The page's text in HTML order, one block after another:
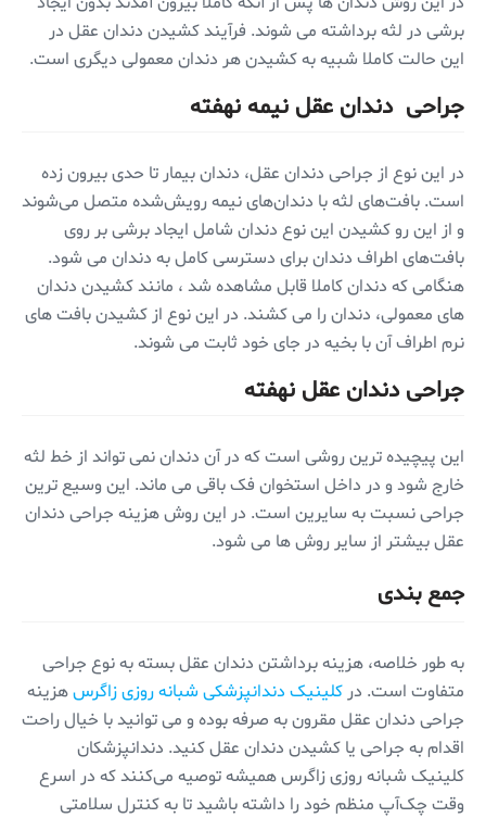
برشی در لثه برداشته می شوند. فرآیند کشیدن دندان عقل در
این حالت کاملا شبیه به کشیدن هر دندان معمولی دیگری است.
جراحی دندان عقل نیمه نهفته
در این نوع از جراحی دندان عقل، دندان بیمار تا حدی بیرون زده
است. بافت‌های لثه با دندان‌های نیمه رویش‌شده متصل می‌شوند
و از این رو کشیدن این نوع دندان شامل ایجاد برشی بر روی
بافت‌های اطراف دندان برای دسترسی کامل به دندان می شود.
هنگامی که دندان کاملا قابل مشاهده شد ، مانند کشیدن دندان
های معمولی، دندان را می کشند. در این نوع از کشیدن بافت های
نرم اطراف آن با بخیه در جای خود ثابت می شوند.
جراحی دندان عقل نهفته
این پیچیده ترین روشی است که در آن دندان نمی تواند از خط لثه
خارج شود و در داخل استخوان فک باقی می ماند. این وسیع ترین
جراحی نسبت به سایرین است. در این روش هزینه جراحی دندان
عقل بیشتر از سایر روش ها می شود.
جمع بندی
به طور خلاصه، هزینه برداشتن دندان عقل بسته به نوع جراحی
متفاوت است. در کلینیک دندانپزشکی شبانه روزی زاگرسهزینه
جراحی دندان عقل مقرون به صرفه بوده و می توانید با خیال راحت
اقدام به جراحی یا کشیدن دندان عقل کنید. دندانپزشکان
کلینیک شبانه روزی زاگرس همیشه توصیه می‌کنند که در اسرع
وقت چک‌آپ منظم خود را داشته باشید تا به کنترل سلامتی‌